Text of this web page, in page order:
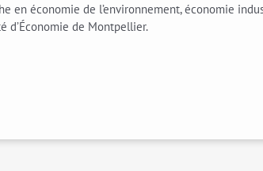
en économie de l’environnement, économie
d’Économie de Montpellier.